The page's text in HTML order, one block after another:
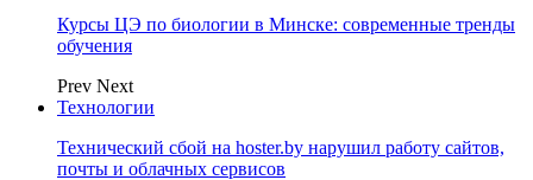
Курсы ЦЭ по биологии в Минске: современные тренды
обучения
Prev Next
Технологии
Технический сбой на hoster.by нарушил работу сайтов,
почты и облачных сервисов